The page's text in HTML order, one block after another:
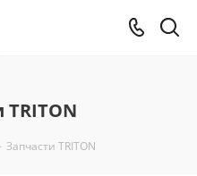
TRITON
Запчасти TRITON